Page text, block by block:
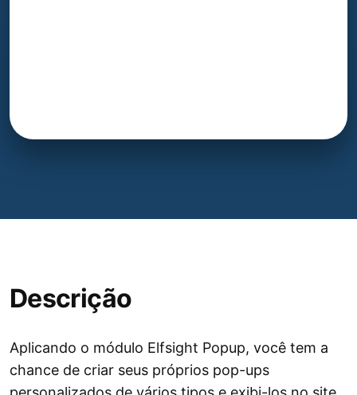
Descrição
Aplicando o módulo Elfsight Popup, você tem a
chance de criar seus próprios pop-ups